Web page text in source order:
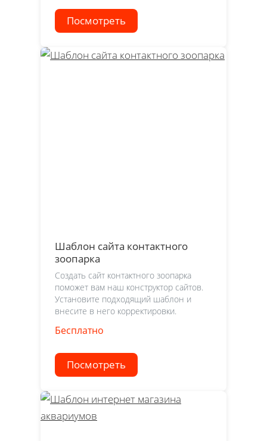
Посмотреть
Шаблон сайта контактного
зоопарка
Создать сайт контактного зоопарка
поможет вам наш конструктор сайтов.
Установите подходящий шаблон и
внесите в него корректировки.
Бесплатно
Посмотреть